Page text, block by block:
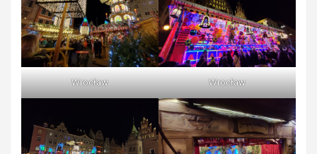
Wrocław Wrocław